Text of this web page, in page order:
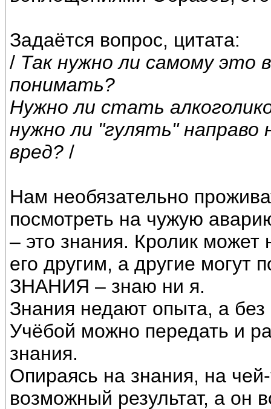
Задаётся вопрос, цитата:
/ Так нужно ли самому это
понимать?
Нужно ли стать
нужно ли "гулять"
вред? /
Нам необязательно
посмотреть на чужую
– это знания. Кролик может
его другим, а другие могут
ЗНАНИЯ – знаю ни я.
Знания недают опыта, а
Учёбой можно передать и
знания.
Опираясь на знания, на
возможный результат, а он